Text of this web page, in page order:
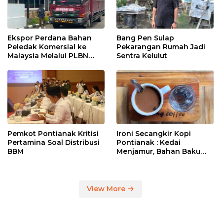
Ekspor Perdana Bahan
Peledak Komersial ke
Malaysia Melalui PLBN
Bang Pen Sulap
Pekarangan Rumah Jadi
Sentra Kelulut
Pemkot Pontianak Kritisi
Pertamina Soal Distribusi
BBM
Ironi Secangkir Kopi
Pontianak : Kedai
Menjamur, Bahan Baku
View More